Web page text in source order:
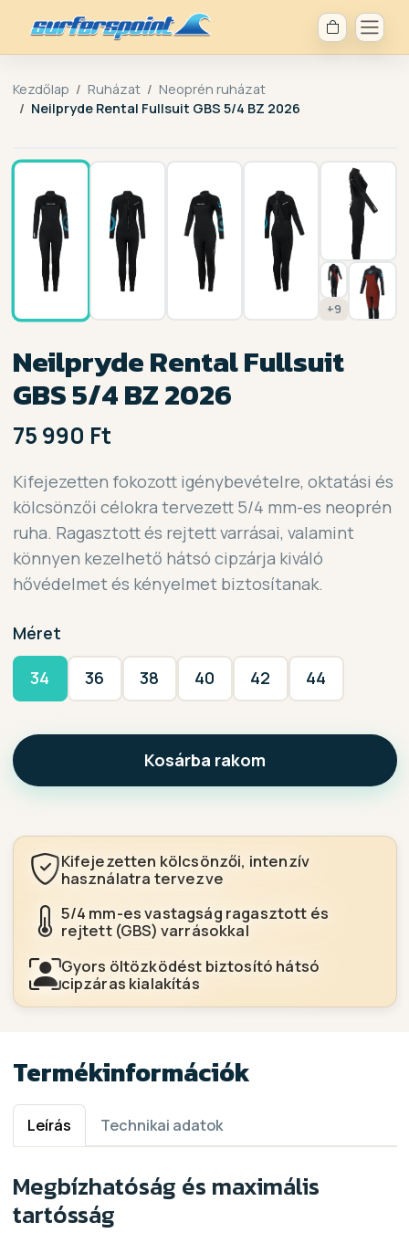
Kezdőlap Ruházat
Neoprén ruházat
Neilpryde Rental Fullsuit GBS 5/4 BZ 2026
+9
Neilpryde Rental Fullsuit
GBS 5/4 BZ 2026
75 990 Ft
Kifejezetten fokozott igénybevételre, oktatási és
kölcsönzői célokra tervezett 5/4 mm-es neoprén
ruha. Ragasztott és rejtett varrásai, valamint
könnyen kezelhető hátsó cipzárja kiváló
hővédelmet és kényelmet biztosítanak.
Méret
34 36 38 40 42 44
Kosárba rakom
Kifejezetten kölcsönzői, intenzív
használatra tervezve
5/4 mm-es vastagság ragasztott és
rejtett (GBS) varrásokkal
Gyors öltözködést biztosító hátsó
cipzáras kialakítás
Termékinformációk
Leírás Technikai adatok
Megbízhatóság és maximális
tartósság